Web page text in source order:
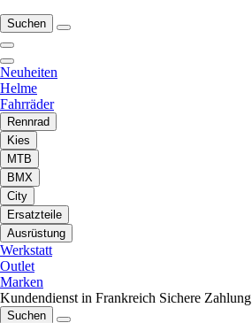
Suchen
Neuheiten
Helme
Fahrräder
Rennrad
Kies
MTB
BMX
City
Ersatzteile
Ausrüstung
Werkstatt
Outlet
Marken
Kundendienst in Frankreich Sichere Zahlung
Suchen